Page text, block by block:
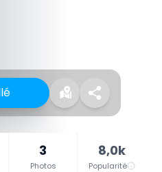
3
Photos
8,0k
Popularité